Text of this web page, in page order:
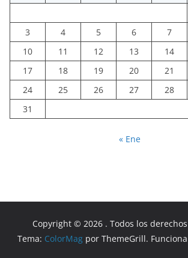
3
4 5 6 7
10
11 12 13 14
17
18 19 20 21
24
25 26 27 28
31
« Ene
Copyright © 2026 . Todos los
Tema: ColorMagpor ThemeGrill.